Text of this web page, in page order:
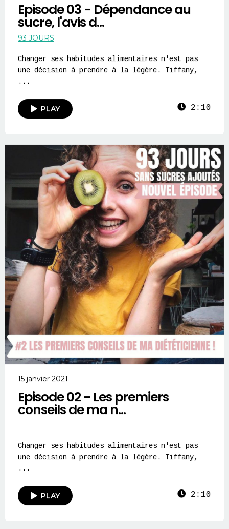
Episode 03 - Dépendance au
sucre, l'avis d...
93 JOURS
Changer ses habitudes alimentaires n'est pas
une décision à prendre à la légère. Tiffany,
...
PLAY 2:10
15 janvier 2021
Episode 02 - Les premiers
conseils de ma n...
Changer ses habitudes alimentaires n'est pas
une décision à prendre à la légère. Tiffany,
...
PLAY 2:10